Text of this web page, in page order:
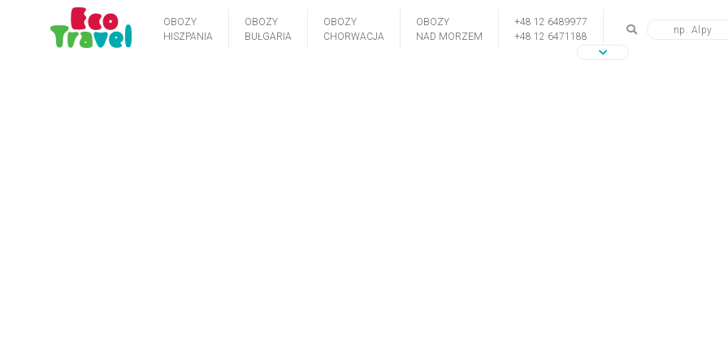
OBOZY
HISZPANIA
OBOZY
BUŁGARIA
OBOZY
CHORWACJA
OBOZY
NAD MORZEM
+48 12 6489977
+48 12 6471188